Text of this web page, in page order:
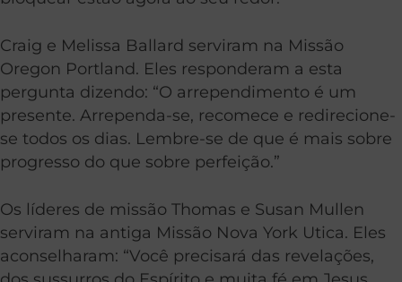
Craig e Melissa Ballard serviram na Missão
Oregon Portland. Eles responderam a esta
pergunta dizendo: “O arrependimento é um
presente. Arrependa-se, recomece e redirecione-
se todos os dias. Lembre-se de que é mais sobre
progresso do que sobre perfeição.”
Os líderes de missão Thomas e Susan Mullen
serviram na antiga Missão Nova York Utica. Eles
aconselharam: “Você precisará das revelações,